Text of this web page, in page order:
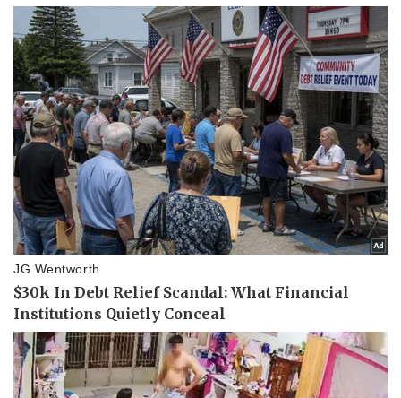
Thể thao
Bóng đá
Lịch thi đấu bóng đá
Thế giới thể thao
eSports
Hậu trường
Ô tô - Xe máy
Tư vấn